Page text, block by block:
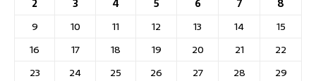
2
3 4 5 6 7
8
9
10 11 12 13 14
15
16
17 18 19 20 21
22
23
24 25 26 27 28
29